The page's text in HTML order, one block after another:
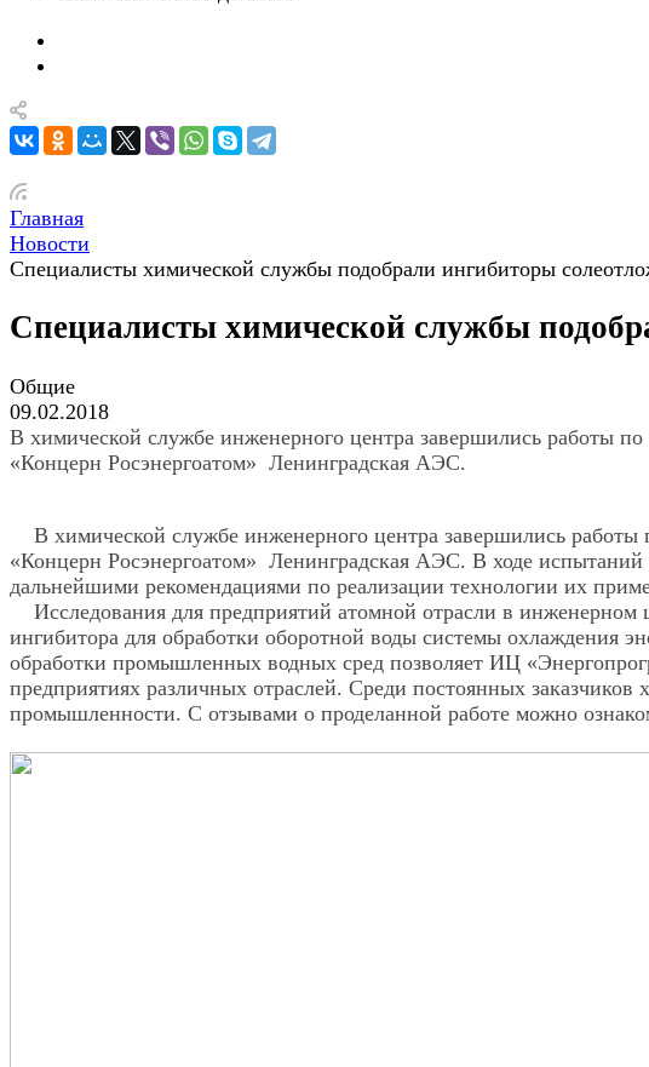
Главная
Новости
Специалисты химической службы подобрали ингибиторы
Специалисты химической службы
Общие
09.02.2018
В химической службе инженерного центра завершились работы
«Концерн Росэнергоатом» Ленинградская АЭС.
В химической службе инженерного центра завершились
«Концерн Росэнергоатом» Ленинградская АЭС. В ходе испытаний
дальнейшими рекомендациями по реализации технологии их
Исследования для предприятий атомной отрасли в инженерном
ингибитора для обработки оборотной воды системы охлаждения
обработки промышленных водных сред позволяет ИЦ
предприятиях различных отраслей. Среди постоянных
промышленности. С отзывами о проделанной работе можно